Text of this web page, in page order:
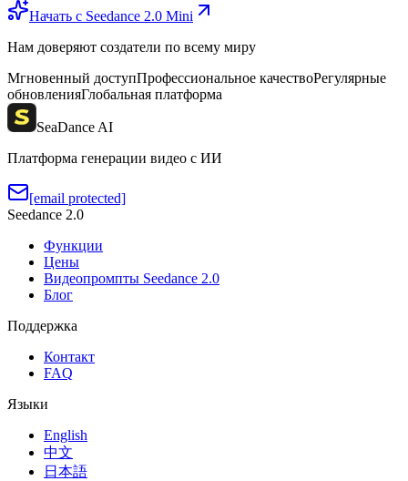
Начать с Seedance 2.0 Mini
Нам доверяют создатели по всему миру
Мгновенный доступПрофессиональное качествоРегулярные
обновленияГлобальная платформа
SeaDance AI
Платформа генерации видео с ИИ
[email protected]
Seedance 2.0
Функции
Цены
Видеопромпты Seedance 2.0
Блог
Поддержка
Контакт
FAQ
Языки
English
中文
日本語